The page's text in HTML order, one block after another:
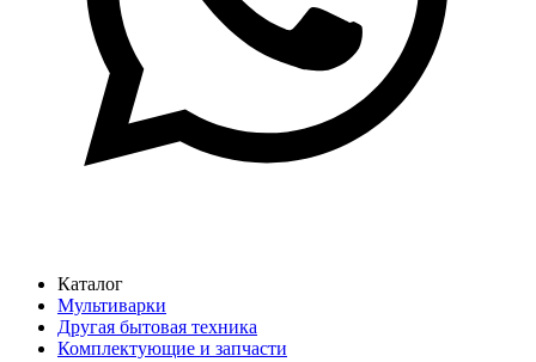
Каталог
Мультиварки
Другая бытовая техника
Комплектующие и запчасти